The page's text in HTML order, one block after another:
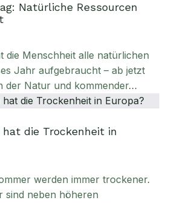
Natürliche Ressourcen
die Menschheit alle natürlichen
Jahr aufgebraucht – ab jetzt
der Natur und kommender…
die Trockenheit in
werden immer trockener.
sind neben höheren